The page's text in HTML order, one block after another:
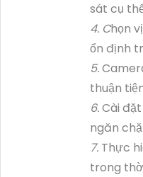
sát cụ
4. Chọn
ổn định
5.
thuận
6.Cài
ngăn
7. Thực
trong